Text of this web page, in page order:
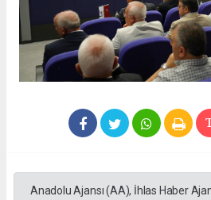
Anadolu Ajansı (AA), İhlas Haber